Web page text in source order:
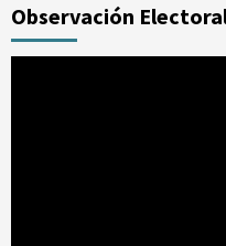
Observación